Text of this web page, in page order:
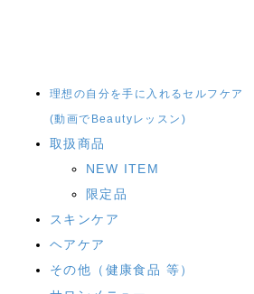
理想の自分を手に入れるセルフケア
(動画でBeautyレッスン)
取扱商品
NEW ITEM
限定品
スキンケア
ヘアケア
その他（健康食品 等）